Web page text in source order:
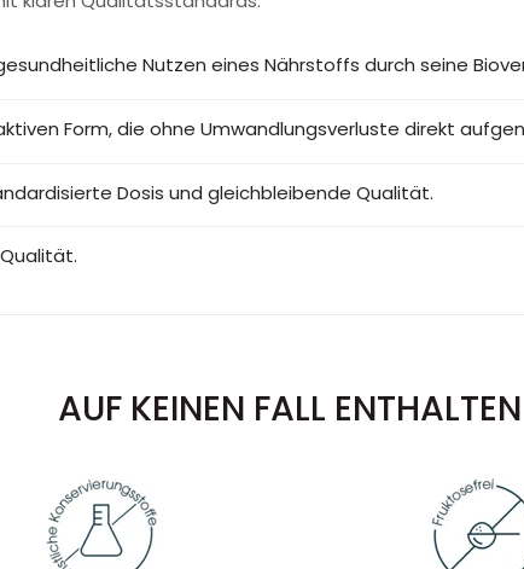
Nutzen eines Nährstoffs durch seine
Form, die ohne Umwandlungsverluste direkt
Dosis und gleichbleibende Qualität.
AUF KEINEN FALL ENTHALTEN